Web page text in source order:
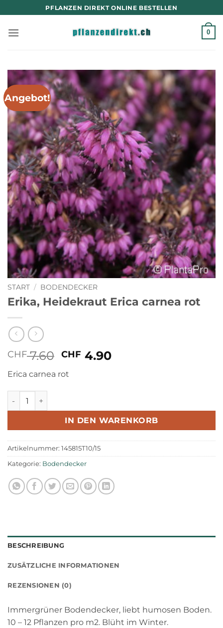
Inhalt
springen
PFLANZEN DIREKT ONLINE BESTELLEN
0
Angebot!
START / BODENDECKER
Erika, Heidekraut Erica carnea rot
CHF7.60 Ursprünglicher
war:
CHF 4.90Aktueller
Erica carnea rot
Erika, Heidekraut Erica carnea rot Menge
IN DEN WARENKORB
Artikelnummer: 145815T10/15
Kategorie: Bodendecker
BESCHREIBUNG
ZUSÄTZLICHE INFORMATIONEN
REZENSIONEN (0)
Immergrüner Bodendecker, liebt humosen Boden.
10 – 12 Pflanzen pro m2. Blüht im Winter.